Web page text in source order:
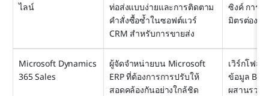
ไลน์
ท่อส่งแบบง่ายและการติดตาม
คำสั่งซื้อซ้ำในซอฟต์แวร์
CRM สำหรับการขายส่ง
ซิงค์ การเ
มิตรต่องบ
Microsoft Dynamics
365 Sales
ผู้จัดจำหน่ายบน Microsoft
ERP ที่ต้องการการปรับให้
สอดคล้องกันอย่างใกล้ชิด
เวิร์กโฟล
ข้อมูล
ผสานรวม